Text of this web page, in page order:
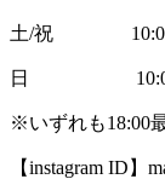
土/祝 10:00
日 10:00
※いずれも18:00
【instagram ID】